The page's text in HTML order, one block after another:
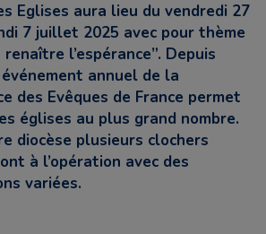
Eglises aura lieu du vendredi 27
7 juillet 2025 avec pour thème
renaître l’espérance”. Depuis
annuel de la
des Evêques de France permet
églises au plus grand nombre.
diocèse plusieurs clochers
à l’opération avec des
variées.